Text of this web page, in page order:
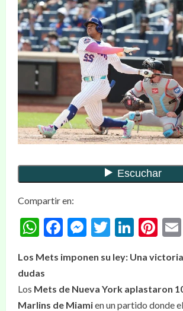
Compartir en:
WhatsApp
Facebook
Messenger
Twitter
Los Mets imponen su ley: Una
dudas
Los Mets de Nueva York aplastaron
Marlins de Miamien un partido donde el